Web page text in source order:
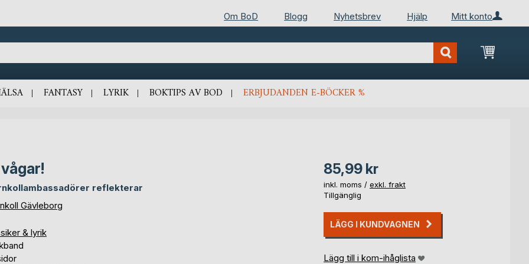
Mitt konto
Om BoD Blogg Nyhetsbrev Hjälp
Min
FANTASY LYRIK BOKTIPS AV BOD ERBJUDANDEN E-BÖCKER %
reflekterar
Gävleborg
& lyrik
85,99 kr
inkl. moms / exkl. frakt
Tillgänglig
LÄGG I KUNDVAGNEN
Lägg till i kom-ihåglista